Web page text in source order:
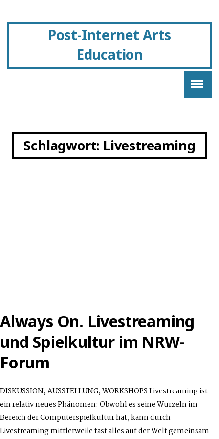
Post-Internet Arts
Education
Schlagwort: Livestreaming
Always On. Livestreaming
und Spielkultur im NRW-
Forum
DISKUSSION, AUSSTELLUNG, WORKSHOPS Livestreaming ist
ein relativ neues Phänomen: Obwohl es seine Wurzeln im
Bereich der Computerspielkultur hat, kann durch
Livestreaming mittlerweile fast alles auf der Welt gemeinsam